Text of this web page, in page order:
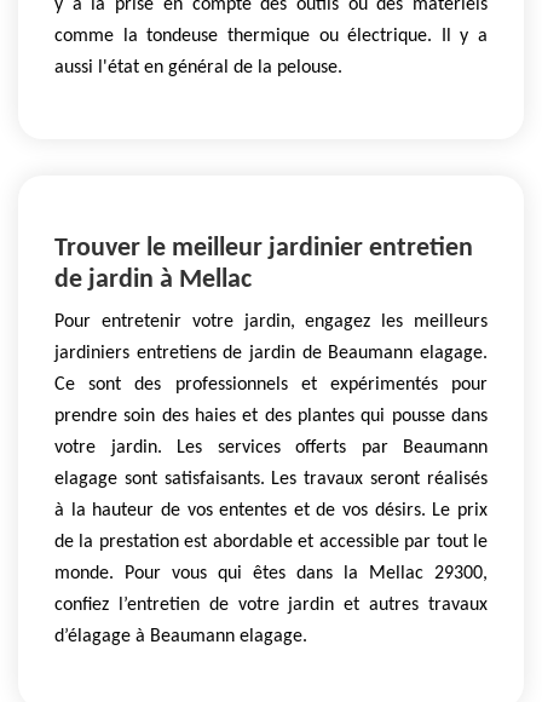
y a la prise en compte des outils ou des matériels
comme la tondeuse thermique ou électrique. Il y a
aussi l'état en général de la pelouse.
Trouver le meilleur jardinier entretien
de jardin à Mellac
Pour entretenir votre jardin, engagez les meilleurs
jardiniers entretiens de jardin de Beaumann elagage.
Ce sont des professionnels et expérimentés pour
prendre soin des haies et des plantes qui pousse dans
votre jardin. Les services offerts par Beaumann
elagage sont satisfaisants. Les travaux seront réalisés
à la hauteur de vos ententes et de vos désirs. Le prix
de la prestation est abordable et accessible par tout le
monde. Pour vous qui êtes dans la Mellac 29300,
confiez l’entretien de votre jardin et autres travaux
d’élagage à Beaumann elagage.